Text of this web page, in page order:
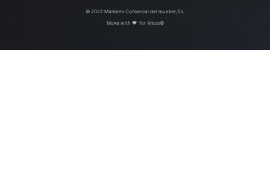
© 2022 Markemi Comercial del mueble,S.L
Make with ♥ ️ for Aress©